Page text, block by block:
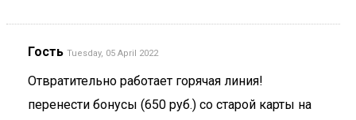
Гость Tuesday, 05 April 2022
Отвратительно работает горячая линия!
перенести бонусы (650 руб.) со старой карты на